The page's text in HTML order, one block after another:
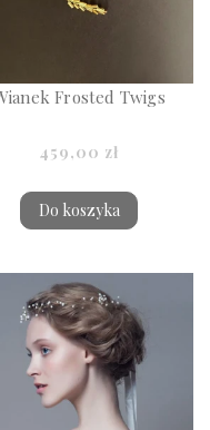
Frosted Twigs
459,00 zł
Do koszyka